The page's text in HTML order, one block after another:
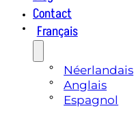
Contact
Français
Néerlandais
Anglais
Espagnol